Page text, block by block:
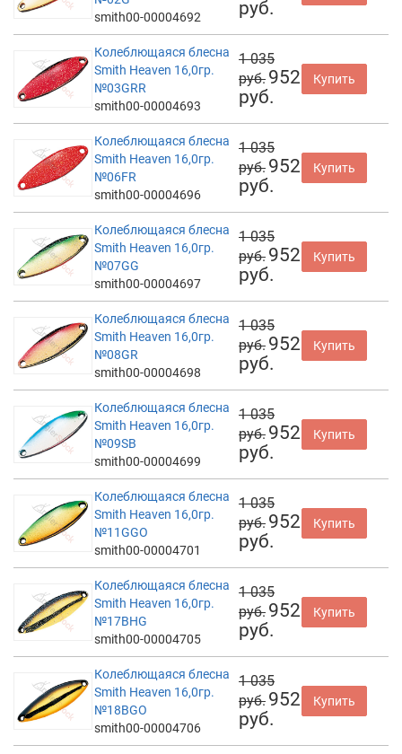
smith00-00004692
руб.
Колеблющаяся блесна
Smith Heaven 16,0гр.
№03GRR
smith00-00004693
1 035
руб. 952
руб.
Купить
Колеблющаяся блесна
Smith Heaven 16,0гр.
№06FR
smith00-00004696
1 035
руб. 952
руб.
Купить
Колеблющаяся блесна
Smith Heaven 16,0гр.
№07GG
smith00-00004697
1 035
руб. 952
руб.
Купить
Колеблющаяся блесна
Smith Heaven 16,0гр.
№08GR
smith00-00004698
1 035
руб. 952
руб.
Купить
Колеблющаяся блесна
Smith Heaven 16,0гр.
№09SB
smith00-00004699
1 035
руб. 952
руб.
Купить
Колеблющаяся блесна
Smith Heaven 16,0гр.
№11GGO
smith00-00004701
1 035
руб. 952
руб.
Купить
Колеблющаяся блесна
Smith Heaven 16,0гр.
№17BHG
smith00-00004705
1 035
руб. 952
руб.
Купить
Колеблющаяся блесна
Smith Heaven 16,0гр.
№18BGO
smith00-00004706
1 035
руб. 952
руб.
Купить